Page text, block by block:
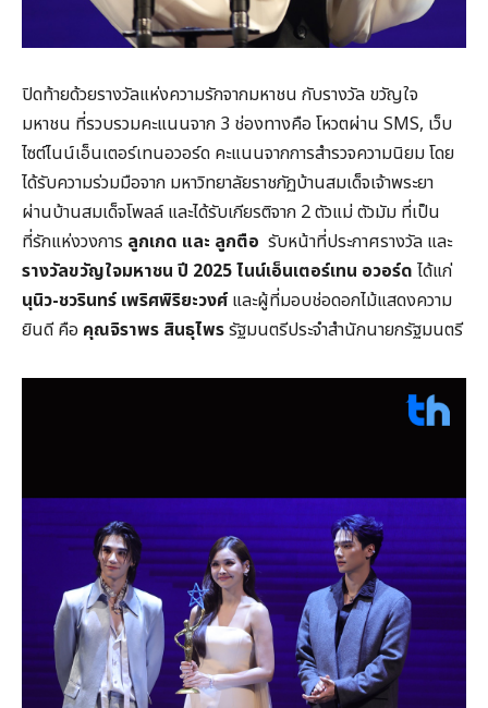
ปิดท้ายด้วยรางวัลแห่งความรักจากมหาชน กับรางวัล ขวัญใจ
มหาชน ที่รวบรวมคะแนนจาก 3 ช่องทางคือ โหวตผ่าน SMS, เว็บ
ไซต์ไนน์เอ็นเตอร์เทนอวอร์ด คะแนนจากการสำรวจความนิยม โดย
ได้รับความร่วมมือจาก มหาวิทยาลัยราชภัฏบ้านสมเด็จเจ้าพระยา
ผ่านบ้านสมเด็จโพลล์ และได้รับเกียรติจาก 2 ตัวแม่ ตัวมัม ที่เป็น
ที่รักแห่งวงการ ลูกเกด และ ลูกตือ รับหน้าที่ประกาศรางวัล และ
รางวัลขวัญใจมหาชน ปี 2025 ไนน์เอ็นเตอร์เทน อวอร์ด ได้แก่
นุนิว-ชวรินทร์ เพริศพิริยะวงศ์ และผู้ที่มอบช่อดอกไม้แสดงความ
ยินดี คือ คุณจิราพร สินธุไพรรัฐมนตรีประจำสำนักนายกรัฐมนตรี